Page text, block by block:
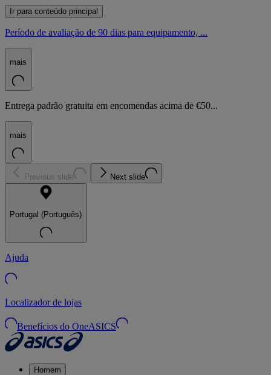
Ir para conteúdo principal
Período de avaliação de 90 dias para equipamento, ...
mais
Entrega padrão gratuita em encomendas acima de €50...
mais
Previous slide Next slide
Portugal (Português)
Ajuda
Localizador de lojas
Benefícios do OneASICS
Homem